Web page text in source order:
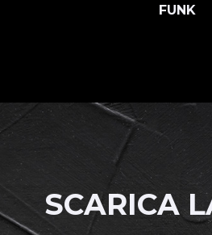
FUNK
SCARICA